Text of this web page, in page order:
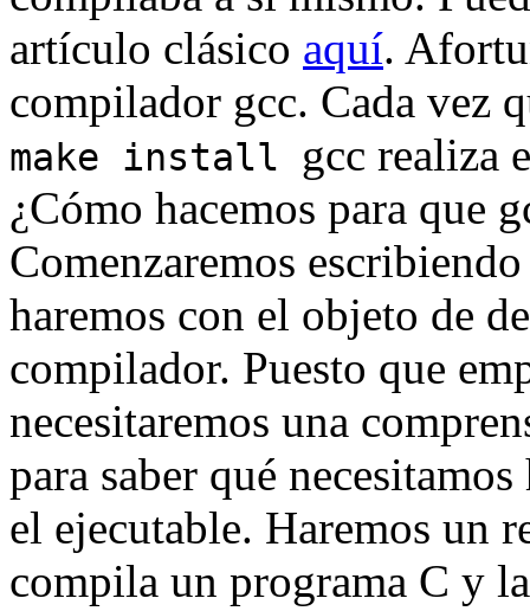
artículo clásico aquí.
compilador gcc. Cada vez
make install gcc realiza
¿Cómo hacemos para que
Comenzaremos
haremos con el objeto de
compilador. Puesto que
necesitaremos una
para saber qué
el ejecutable. Haremos un
compila un programa C y